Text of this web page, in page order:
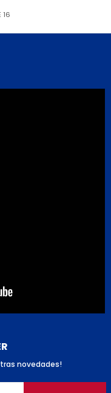
16
novedades!